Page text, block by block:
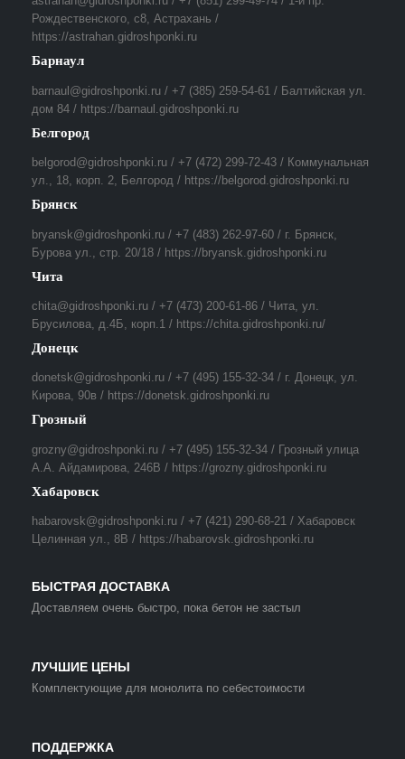
Рождественского, с8, Астрахань /
https://astrahan.gidroshponki.ru
Барнаул
barnaul@gidroshponki.ru / +7 (385) 259-54-61 / Балтийская ул.
дом 84 / https://barnaul.gidroshponki.ru
Белгород
belgorod@gidroshponki.ru / +7 (472) 299-72-43 / Коммунальная
ул., 18, корп. 2, Белгород / https://belgorod.gidroshponki.ru
Брянск
bryansk@gidroshponki.ru / +7 (483) 262-97-60 / г. Брянск,
Бурова ул., стр. 20/18 / https://bryansk.gidroshponki.ru
Чита
chita@gidroshponki.ru / +7 (473) 200-61-86 / Чита, ул.
Брусилова, д.4Б, корп.1 / https://chita.gidroshponki.ru/
Донецк
donetsk@gidroshponki.ru / +7 (495) 155-32-34 / г. Донецк, ул.
Кирова, 90в / https://donetsk.gidroshponki.ru
Грозный
grozny@gidroshponki.ru / +7 (495) 155-32-34 / Грозный улица
А.А. Айдамирова, 246В / https://grozny.gidroshponki.ru
Хабаровск
habarovsk@gidroshponki.ru / +7 (421) 290-68-21 / Хабаровск
Целинная ул., 8В / https://habarovsk.gidroshponki.ru
БЫСТРАЯ ДОСТАВКА
Доставляем очень быстро, пока бетон не застыл
ЛУЧШИЕ ЦЕНЫ
Комплектующие для монолита по себестоимости
ПОДДЕРЖКА